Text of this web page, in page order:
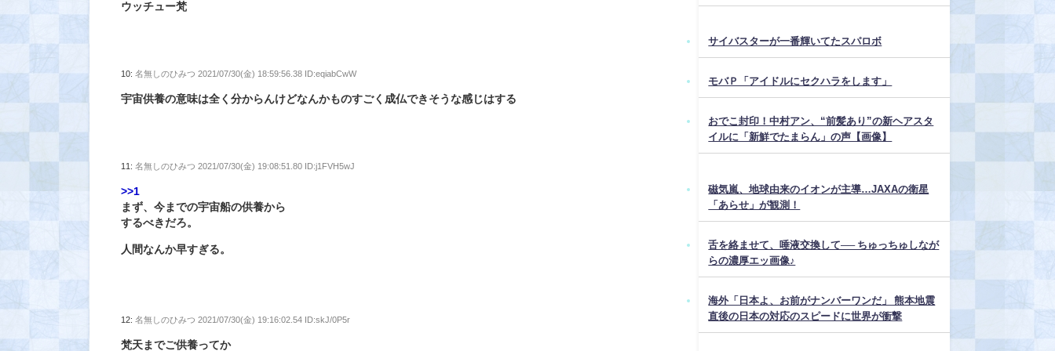
ウッチュー梵
10:名無しのひみつ 2021/07/30(金) 18:59:56.38 ID:eqiabCwW
宇宙供養の意味は全く分からんけどなんかものすごく成仏できそうな感じはする
11:名無しのひみつ 2021/07/30(金) 19:08:51.80 ID:j1FVH5wJ
>>1
まず、今までの宇宙船の供養から
するべきだろ。
人間なんか早すぎる。
12:名無しのひみつ 2021/07/30(金) 19:16:02.54 ID:skJ/0P5r
梵天までご供養ってか
サイバスターが一番輝いてたスパロボ
モバＰ「アイドルにセクハラをします」
おでこ封印！中村アン、“前髪あり”の新ヘアスタ
イルに「新鮮でたまらん」の声【画像】
磁気嵐、地球由来のイオンが主導…JAXAの衛星
「あらせ」が観測！
舌を絡ませて、唾液交換して── ちゅっちゅしなが
らの濃厚エッ画像♪
海外「日本よ、お前がナンバーワンだ」 熊本地震
直後の日本の対応のスピードに世界が衝撃